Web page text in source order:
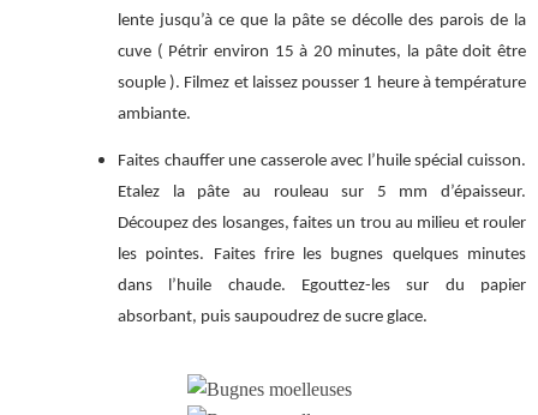
lente jusqu’à ce que la pâte se décolle des parois de la
cuve ( Pétrir environ 15 à 20 minutes, la pâte doit être
souple ). Filmez et laissez pousser 1 heure à température
ambiante.
Faites chauffer une casserole avec l’huile spécial cuisson.
Etalez la pâte au rouleau sur 5 mm d’épaisseur.
Découpez des losanges, faites un trou au milieu et rouler
les pointes. Faites frire les bugnes quelques minutes
dans l’huile chaude. Egouttez-les sur du papier
absorbant, puis saupoudrez de sucre glace.